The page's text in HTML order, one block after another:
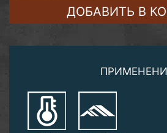
ДОБАВИТЬ В